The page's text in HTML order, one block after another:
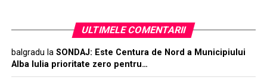
ULTIMELE COMENTARII
balgradu la SONDAJ: Este Centura de Nord a Municipiului
Alba Iulia prioritate zero pentru…